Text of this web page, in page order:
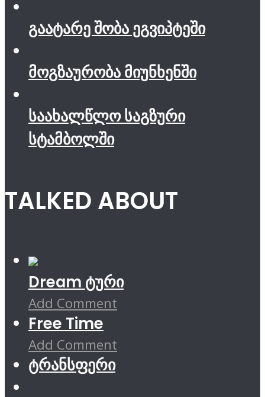
გაატარე შობა ეგვიპტეში
მოგზაურობა მიუნხენში
საახალწლო საგზური
სტამბოლში
TALKED ABOUT
Dream ტური
Add Comment
Free Time
Add Comment
ტრანსფერი